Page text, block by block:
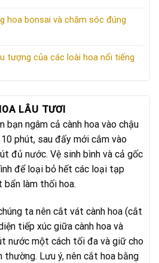
hoa bonsai và chăm sóc đúng
tượng của các loài hoa nổi tiếng
LÂU TƯƠI
ngâm cả cành hoa vào chậu
phút, sau đấy mới cắm vào
đủ nước. Vệ sinh bình và cả gốc
để loại bỏ hết các loại tạp
bẩn làm thối hoa.
ta nên cắt vát cành hoa (cắt
tiếp xúc giữa cành hoa và
nước một cách tối đa và giữ cho
thường. Lưu ý, nên cắt hoa bằng